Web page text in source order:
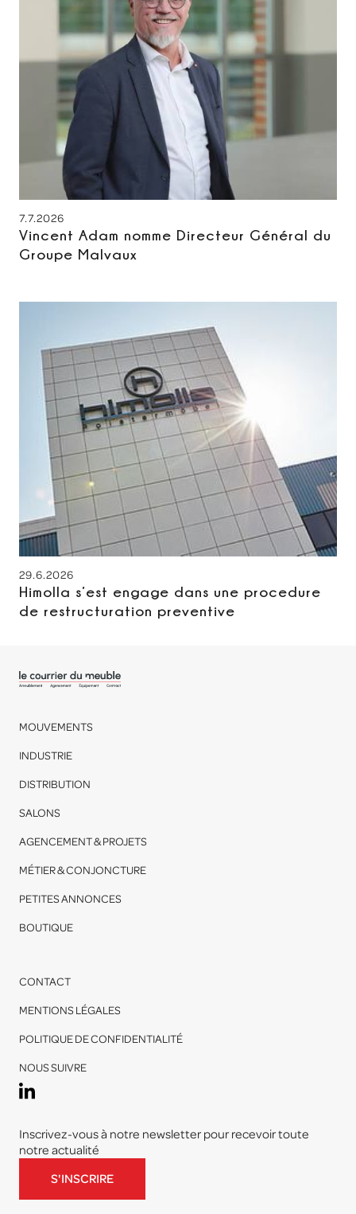
7.7.2026
Vincent Adam nomme Directeur Général du
Groupe Malvaux
29.6.2026
Himolla s’est engage dans une procedure
de restructuration preventive
MOUVEMENTS
INDUSTRIE
DISTRIBUTION
SALONS
AGENCEMENT & PROJETS
MÉTIER & CONJONCTURE
PETITES ANNONCES
BOUTIQUE
CONTACT
MENTIONS LÉGALES
POLITIQUE DE CONFIDENTIALITÉ
NOUS SUIVRE
Inscrivez-vous à notre newsletter pour recevoir toute
notre actualité
S'INSCRIRE